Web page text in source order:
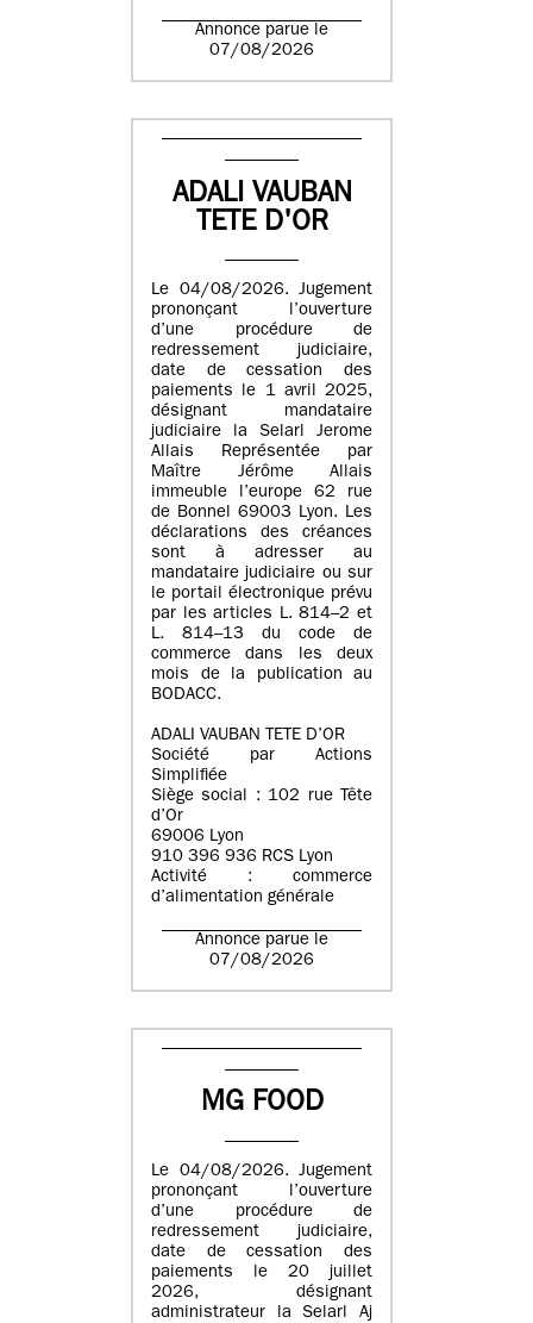
Annonce parue le
07/08/2026
ADALI VAUBAN
TETE D'OR
Le 04/08/2026. Jugement
prononçant l’ouverture
d’une procédure de
redressement judiciaire,
date de cessation des
paiements le 1 avril 2025,
désignant mandataire
judiciaire la Selarl Jerome
Allais Représentée par
Maître Jérôme Allais
immeuble l’europe 62 rue
de Bonnel 69003 Lyon. Les
déclarations des créances
sont à adresser au
mandataire judiciaire ou sur
le portail électronique prévu
par les articles L. 814–2 et
L. 814–13 du code de
commerce dans les deux
mois de la publication au
BODACC.
ADALI VAUBAN TETE D’OR
Société par Actions
Simplifiée
Siège social : 102 rue Tête
d’Or
69006 Lyon
910 396 936 RCS Lyon
Activité : commerce
d’alimentation générale
Annonce parue le
07/08/2026
MG FOOD
Le 04/08/2026. Jugement
prononçant l’ouverture
d’une procédure de
redressement judiciaire,
date de cessation des
paiements le 20 juillet
2026, désignant
administrateur la Selarl Aj